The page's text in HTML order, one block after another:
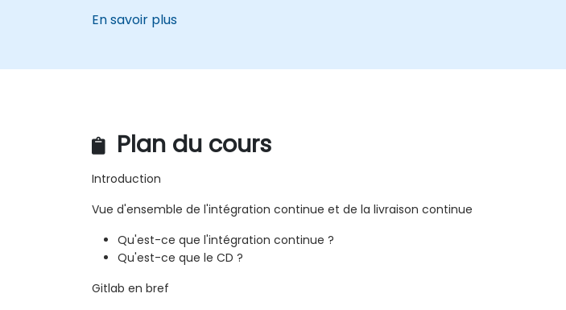
En savoir plus
Plan du cours
Introduction
Vue d'ensemble de l'intégration continue et de la livraison continue
Qu'est-ce que l'intégration continue ?
Qu'est-ce que le CD ?
Gitlab en bref